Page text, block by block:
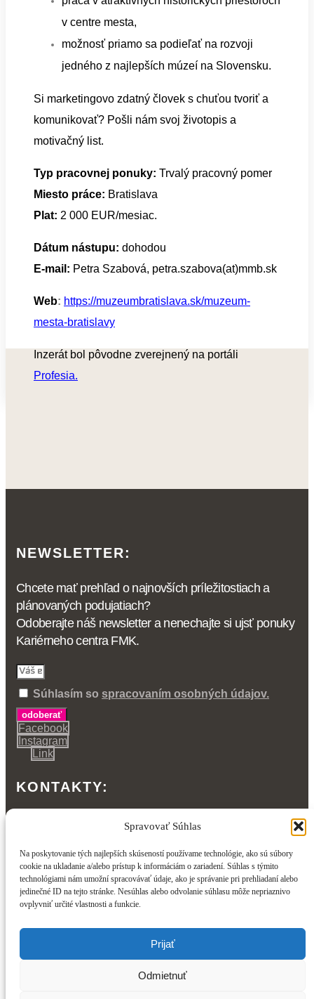
Spravovať Súhlas
Na poskytovanie tých najlepších skúseností používame technológie, ako sú súbory
cookie na ukladanie a/alebo prístup k informáciám o zariadení. Súhlas s týmito
technológiami nám umožní spracovávať údaje, ako je správanie pri prehliadaní alebo
jedinečné ID na tejto stránke. Nesúhlas alebo odvolanie súhlasu môže nepriaznivo
ovplyvniť určité vlastnosti a funkcie.
Prijať
Odmietnuť
v centre mesta,
možnosť priamo sa podieľať na rozvoji
jedného z najlepších múzeí na Slovensku.
Si marketingovo zdatný človek s chuťou tvoriť a
komunikovať? Pošli nám svoj životopis a
motivačný list.
Typ pracovnej ponuky: Trvalý pracovný pomer
Miesto práce: Bratislava
Plat: 2 000 EUR/mesiac.
Dátum nástupu: dohodou
E-mail: Petra Szabová, petra.szabova(at)mmb.sk
Web: https://muzeumbratislava.sk/muzeum-
mesta-bratislavy
Inzerát bol pôvodne zverejnený na portáli
Profesia.
NEWSLETTER:
Chcete mať prehľad o najnovších príležitostiach a
plánovaných podujatiach?
Odoberajte náš newsletter a nenechajte si ujsť ponuky
Kariérneho centra FMK.
Súhlasím so spracovaním osobných údajov.
odoberať
Facebook
Instagram
Link
KONTAKTY:
Kariérne centrum FMK
Námestie J. Herdu 2
917 01 Trnava
E-mail: admin.fmk@ucm.sk